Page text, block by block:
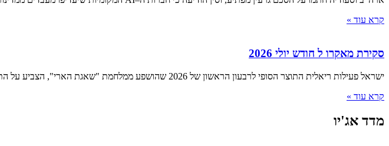
קרא עוד »
סקירת מאקרו ל חודש יולי 2026
ישראל פעילות ריאלית התוצר הסופי לרבעון הראשון של 2026 שהושפע ממלחמת "שאגת הארי", הצביע על התכווצות של 3.8% שוק העבודה
קרא עוד »
מדד אג'יו